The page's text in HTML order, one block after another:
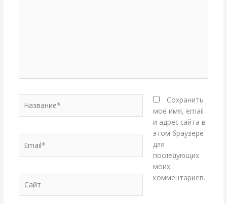
Сохранить
моё имя, email
и адрес сайта в
этом браузере
для
последующих
моих
комментариев.